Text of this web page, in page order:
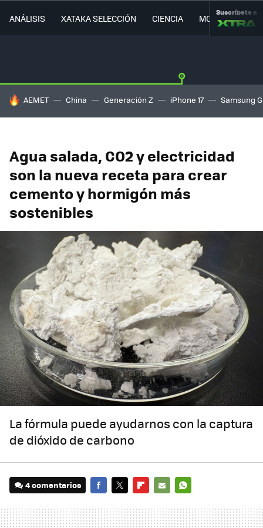
ANÁLISIS XATAKA SELECCIÓN CIENCIA MOVILIDAD
Suscríbete a
HOY SE HABLA DE
AEMET China Generación Z iPhone 17 Samsung
Agua salada, CO2 y electricidad
son la nueva receta para crear
cemento y hormigón más
sostenibles
La fórmula puede ayudarnos con la captura
de dióxido de carbono
4 comentarios
MAIL